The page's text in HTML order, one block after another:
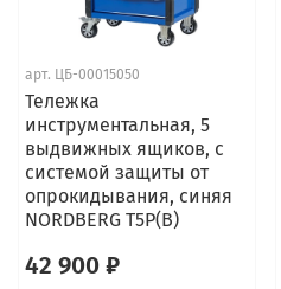
арт. ЦБ-00015050
Тележка
инструментальная, 5
выдвижных ящиков, с
системой защиты от
опрокидывания, синяя
NORDBERG T5P(B)
42 900 ₽